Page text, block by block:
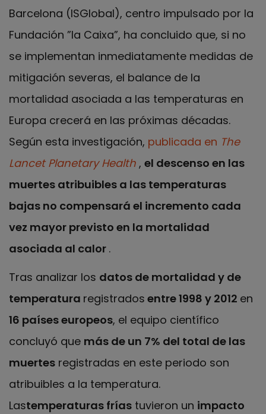
Barcelona (ISGlobal), centro impulsado por la
Fundación ”la Caixa”, ha concluido que, si no
se implementan inmediatamente medidas de
mitigación severas, el balance de la
mortalidad asociada a las temperaturas en
Europa crecerá en las próximas décadas.
Según esta investigación, publicada en The
Lancet Planetary Health , el descenso en las
muertes atribuibles a las temperaturas
bajas no compensará el incremento cada
vez mayor previsto en la mortalidad
asociada al calor .
Tras analizar los datos de mortalidad y de
temperatura registrados entre 1998 y 2012 en
16 países europeos, el equipo científico
concluyó que más de un 7% del total de las
muertes registradas en este periodo son
atribuibles a la temperatura.
Lastemperaturas frías tuvieron un impacto